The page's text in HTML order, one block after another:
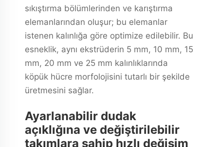
sıkıştırma bölümlerinden ve karıştırma
elemanlarından oluşur; bu elemanlar
istenen kalınlığa göre optimize edilebilir. Bu
esneklik, aynı ekstrüderin 5 mm, 10 mm, 15
mm, 20 mm ve 25 mm kalınlıklarında
köpük hücre morfolojisini tutarlı bir şekilde
üretmesini sağlar.
Ayarlanabilir dudak
açıklığına ve değiştirilebilir
takımlara sahip hızlı değişim